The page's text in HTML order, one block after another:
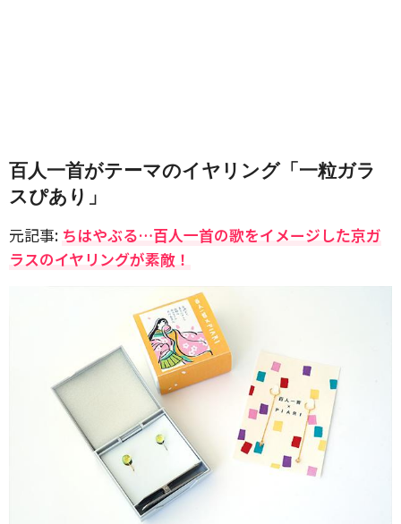
百人一首がテーマのイヤリング「一粒ガラ
スぴあり」
元記事: ちはやぶる…百人一首の歌をイメージした京ガ
ラスのイヤリングが素敵！